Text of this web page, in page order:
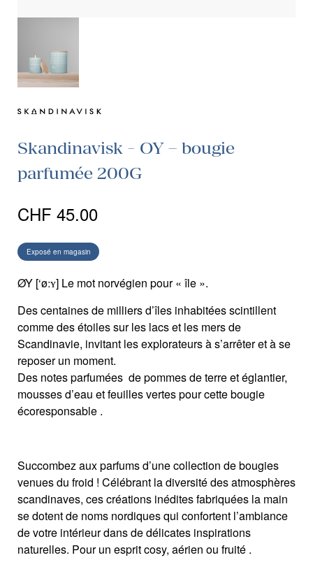
Skandinavisk - OY – bougie
parfumée 200G
CHF 45.00
Exposé en magasin
ØY [‘øːʏ] Le mot norvégien pour « île ».
Des centaines de milliers d’îles inhabitées scintillent
comme des étoiles sur les lacs et les mers de
Scandinavie, invitant les explorateurs à s’arrêter et à se
reposer un moment.
Des notes parfumées de pommes de terre et églantier,
mousses d’eau et feuilles vertes pour cette bougie
écoresponsable .
Succombez aux parfums d’une collection de bougies
venues du froid ! Célébrant la diversité des atmosphères
scandinaves, ces créations inédites fabriquées la main
se dotent de noms nordiques qui confortent l’ambiance
de votre intérieur dans de délicates inspirations
naturelles. Pour un esprit cosy, aérien ou fruité .